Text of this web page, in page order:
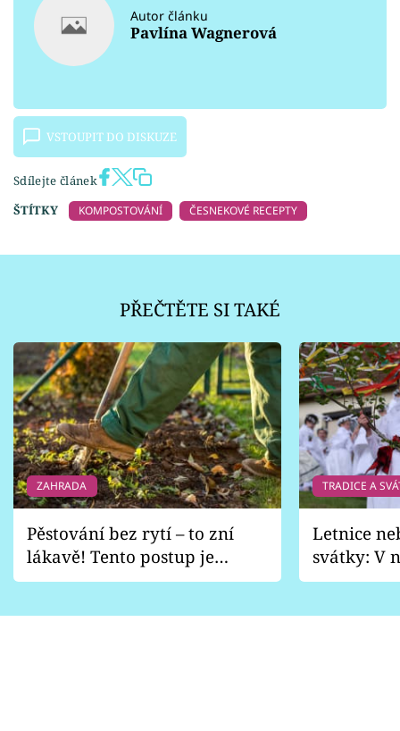
Autor článku
Pavlína Wagnerová
VSTOUPIT DO DISKUZE
Sdílejte článek
ŠTÍTKY
KOMPOSTOVÁNÍ ČESNEKOVÉ RECEPTY
PŘEČTĚTE SI TAKÉ
ZAHRADA
Pěstování bez rytí – to zní
lákavě! Tento postup je
vhodný jen pro některé
TRADICE A
Letnice
svátky: V
pondělí